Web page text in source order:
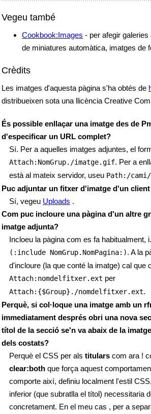
Vegeu també
Cookbook:Images - per afegir
de miniatures automàtica, imatges de
Crèdits
Les imatges d'aquesta pàgina s'ha obtés de
distribueixen sota una llicència Creative
És possible enllaçar una imatge des de
d'especificar un URL complet?
Sí. Per a aquelles imatges adjuntes, el
Attach:NomGrup./imatge.gif. Per a
està al mateix servidor, useu Path:/
Puc adjuntar un fitxer d'imatge d'un
Sí, vegeu Uploads .
Com puc incloure una pàgina d'un altre
imatge adjunta?
Incloeu la pàgina com es fa habitualment,
(:include NomGrup.NomPagina:). A la
d'incloure (la que conté la imatge) cal que
Attach:nomdelfitxer.ext per
Attach:{$Group}./nomdelfitxer.ext.
Perquè, si col·loque una imatge amb un
immediatament després obri una nova
títol de la secció se'n va abaix de la
dels costats?
Perquè el CSS per als titulars com ara !
clear:both que força aquest
comporte així, definiu localment l'estil
inferior (que subratlla el títol) necessitaria
concretament. En el meu cas , per a